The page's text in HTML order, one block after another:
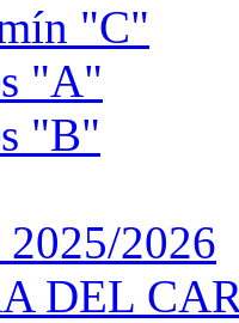
"C"
"A"
"B"
2026
DEL